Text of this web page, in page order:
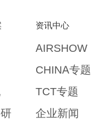
资讯中心
AIRSHOW
CHINA专题
TCT专题
企业新闻